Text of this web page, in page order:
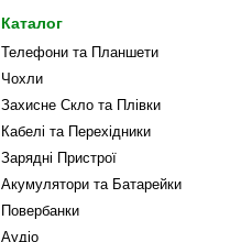
Каталог
Телефони та Планшети
Чохли
Захисне Скло та Плівки
Кабелі та Перехідники
Зарядні Пристрої
Акумулятори та Батарейки
Повербанки
Аудіо